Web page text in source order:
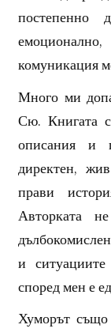
постепенно
комуникация
Много ми
Сю. Книгата
описания и
директен,
прави
Авторката
и
според мен е
Хуморът